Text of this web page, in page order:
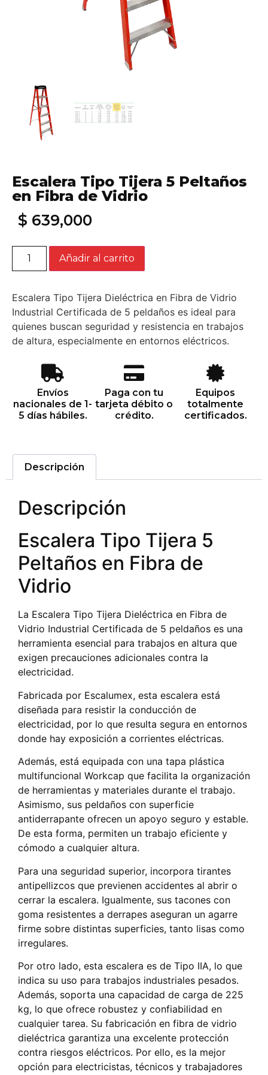
Escalera Tipo Tijera 5 Peltaños
en Fibra de Vidrio
$ 639,000
Añadir al carrito
Escalera Tipo Tijera Dieléctrica en Fibra de Vidrio
Industrial Certificada de 5 peldaños es ideal para
quienes buscan seguridad y resistencia en trabajos
de altura, especialmente en entornos eléctricos.
Envíos
nacionales de 1-
5 días hábiles.
Paga con tu
tarjeta débito o
crédito.
Equipos
totalmente
certificados.
Descripción
Descripción
Escalera Tipo Tijera 5
Peltaños en Fibra de
Vidrio
La Escalera Tipo Tijera Dieléctrica en Fibra de
Vidrio Industrial Certificada de 5 peldaños es una
herramienta esencial para trabajos en altura que
exigen precauciones adicionales contra la
electricidad.
Fabricada por Escalumex, esta escalera está
diseñada para resistir la conducción de
electricidad, por lo que resulta segura en entornos
donde hay exposición a corrientes eléctricas.
Además, está equipada con una tapa plástica
multifuncional Workcap que facilita la organización
de herramientas y materiales durante el trabajo.
Asimismo, sus peldaños con superficie
antiderrapante ofrecen un apoyo seguro y estable.
De esta forma, permiten un trabajo eficiente y
cómodo a cualquier altura.
Para una seguridad superior, incorpora tirantes
antipellizcos que previenen accidentes al abrir o
cerrar la escalera. Igualmente, sus tacones con
goma resistentes a derrapes aseguran un agarre
firme sobre distintas superficies, tanto lisas como
irregulares.
Por otro lado, esta escalera es de Tipo IIA, lo que
indica su uso para trabajos industriales pesados.
Además, soporta una capacidad de carga de 225
kg, lo que ofrece robustez y confiabilidad en
cualquier tarea. Su fabricación en fibra de vidrio
dieléctrica garantiza una excelente protección
contra riesgos eléctricos. Por ello, es la mejor
opción para electricistas, técnicos y trabajadores